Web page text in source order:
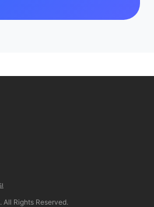
Rights Reserved.